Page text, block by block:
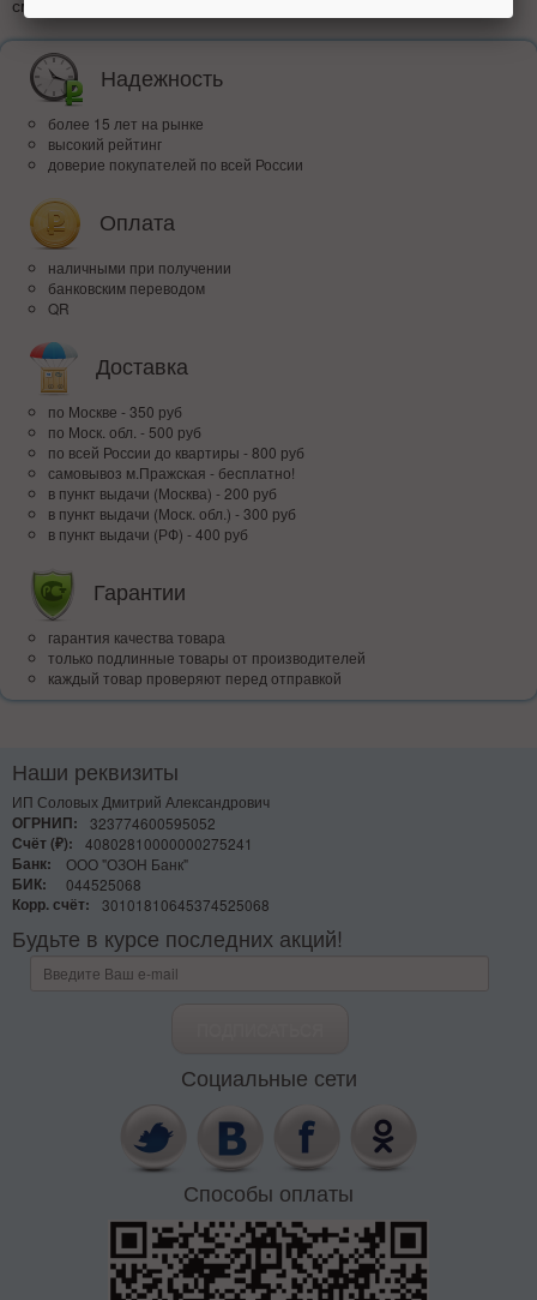
смартфонами одновременно.
Надежность
более 15 лет на рынке
высокий рейтинг
доверие покупателей по всей России
Оплата
наличными при получении
банковским переводом
QR
Доставка
по Москве - 350 руб
по Моск. обл. - 500 руб
по всей Росcии до квартиры - 800 руб
самовывоз м.Пражская - бесплатно!
в пункт выдачи (Москва) - 200 руб
в пункт выдачи (Моск. обл.) - 300 руб
в пункт выдачи (РФ) - 400 руб
Гарантии
гарантия качества товара
только подлинные товары от производителей
каждый товар проверяют перед отправкой
Наши реквизиты
ИП Соловых Дмитрий Александрович
ОГРНИП:
323774600595052
Счёт (₽):
40802810000000275241
Банк:
ООО "ОЗОН Банк"
БИК:
044525068
Корр. счёт:
30101810645374525068
Будьте в курсе последних акций!
Социальные сети
Способы оплаты